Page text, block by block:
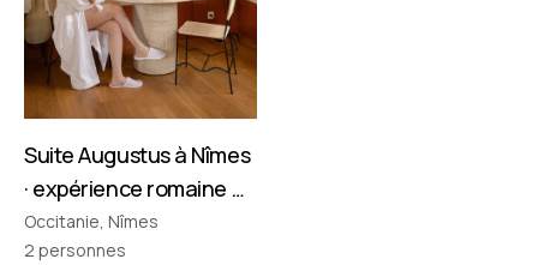
Suite Augustus à Nîmes
· expérience romaine &
cinéma privé
Occitanie, Nîmes
2 personnes